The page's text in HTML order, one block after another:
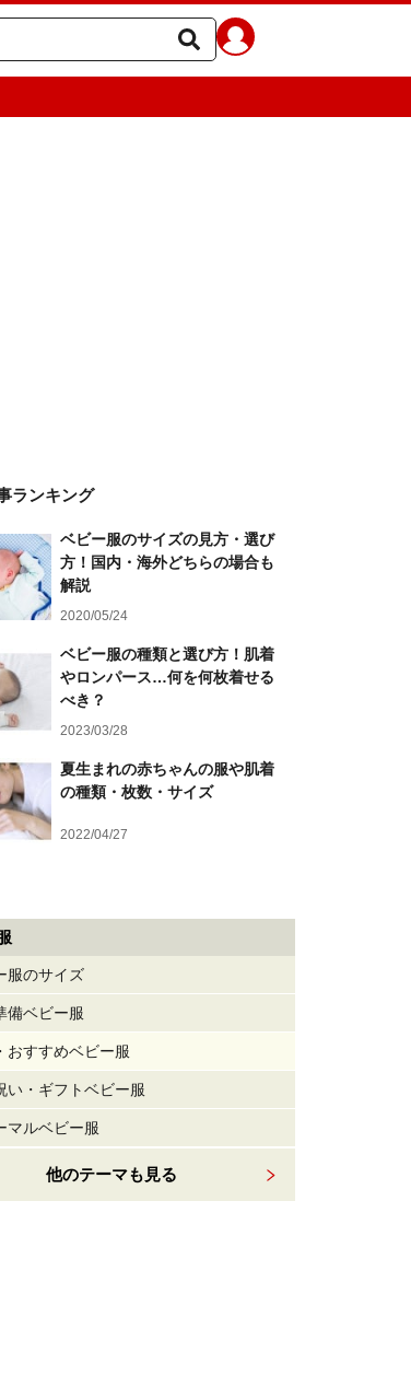
ランキング
ベビー服のサイズの見方・選び
方！国内・海外どちらの場合も
解説
2020/05/24
ベビー服の種類と選び方！肌着
やロンパース…何を何枚着せる
べき？
2023/03/28
夏生まれの赤ちゃんの服や肌着
の種類・枚数・サイズ
2022/04/27
服のサイズ
備ベビー服
おすすめベビー服
い・ギフトベビー服
マルベビー服
他のテーマも見る